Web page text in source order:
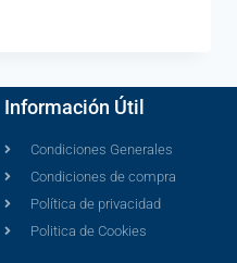
Información Útil
Condiciones Generales
Condiciones de compra
Política de privacidad
Politica de Cookies